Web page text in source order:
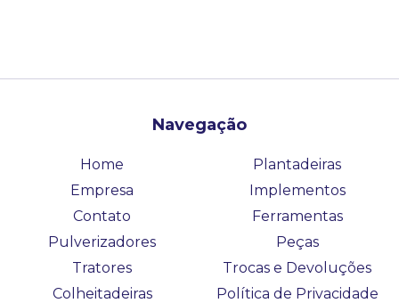
Navegação
Home
Empresa
Contato
Pulverizadores
Tratores
Colheitadeiras
Plantadeiras
Implementos
Ferramentas
Peças
Trocas e Devoluções
Política de Privacidade